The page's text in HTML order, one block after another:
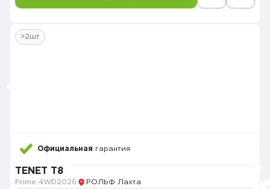
>2шт
Официальная гарантия
TENET T8
Prime 4WD2026 РОЛЬФ Лахта